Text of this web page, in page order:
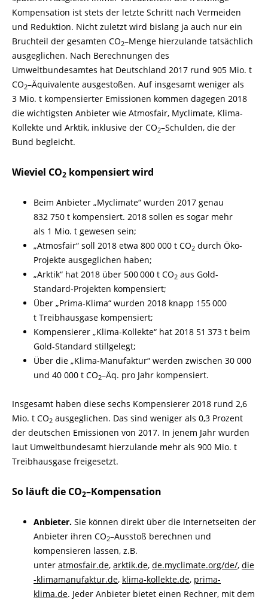
Kompensation ist stets der letzte Schritt nach Vermeiden
und Reduktion. Nicht zuletzt wird bislang ja auch nur ein
Bruchteil der gesamten CO2–Menge hierzulande tatsächlich
ausgeglichen. Nach Berechnungen des
Umweltbundesamtes hat Deutschland 2017 rund 905 Mio. t
CO2–Äquivalente ausgestoßen. Auf insgesamt weniger als
3 Mio. t kompensierter Emissionen kommen dagegen 2018
die wichtigsten Anbieter wie Atmosfair, Myclimate, Klima-
Kollekte und Arktik, inklusive der CO2–Schulden, die der
Bund begleicht.
Wieviel CO2 kompensiert wird
Beim Anbieter „Myclimate“ wurden 2017 genau
832 750 t kompensiert. 2018 sollen es sogar mehr
als 1 Mio. t gewesen sein;
„Atmosfair“ soll 2018 etwa 800 000 t CO2 durch Öko-
Projekte ausgeglichen haben;
„Arktik“ hat 2018 über 500 000 t CO2 aus Gold-
Standard-Projekten kompensiert;
Über „Prima-Klima“ wurden 2018 knapp 155 000
t Treibhausgase kompensiert;
Kompensierer „Klima-Kollekte“ hat 2018 51 373 t beim
Gold-Standard stillgelegt;
Über die „Klima-Manufaktur“ werden zwischen 30 000
und 40 000 t CO2–Äq. pro Jahr kompensiert.
Insgesamt haben diese sechs Kompensierer 2018 rund 2,6
Mio. t CO2 ausgeglichen. Das sind weniger als 0,3 Prozent
der deutschen Emissionen von 2017. In jenem Jahr wurden
laut Umweltbundesamt hierzulande mehr als 900 Mio. t
Treibhausgase freigesetzt.
So läuft die CO2–Kompensation
Anbieter. Sie können direkt über die Internetseiten der
Anbieter ihren CO2–Ausstoß berechnen und
kompensieren lassen, z.B.
unter atmosfair.de, arktik.de, de.myclimate.org/de/, die
-klimamanufaktur.de, klima-kollekte.de, prima-
klima.de. Jeder Anbieter bietet einen Rechner, mit dem